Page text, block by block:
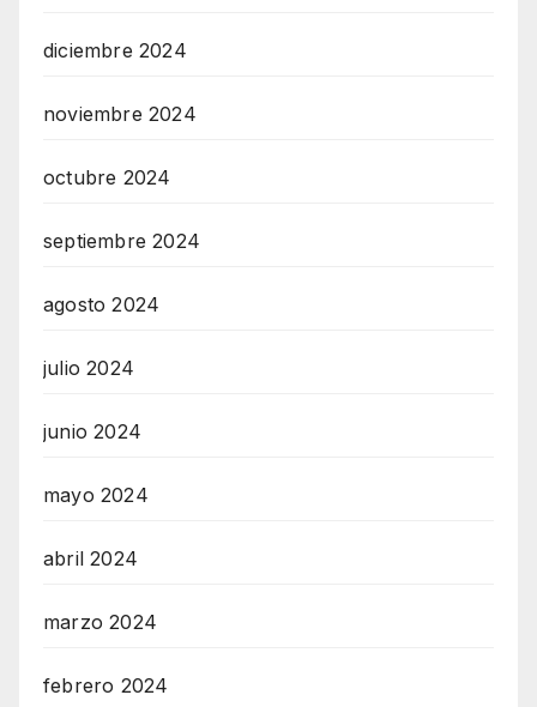
diciembre 2024
noviembre 2024
octubre 2024
septiembre 2024
agosto 2024
julio 2024
junio 2024
mayo 2024
abril 2024
marzo 2024
febrero 2024